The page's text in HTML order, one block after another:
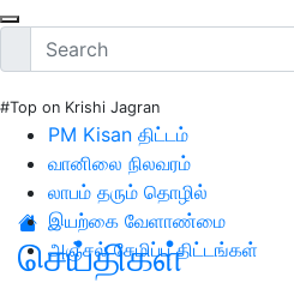
#Top on Krishi Jagran
PM Kisan திட்டம்
வானிலை நிலவரம்
லாபம் தரும் தொழில்
இயற்கை வேளாண்மை
அஞ்சல் சேமிப்பு திட்டங்கள்
செய்திகள்